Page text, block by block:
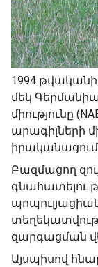
1994
մեկ
միությունը
արագիլների
Բազմացող
գնահատելու
զարգացման
Այսպիսով